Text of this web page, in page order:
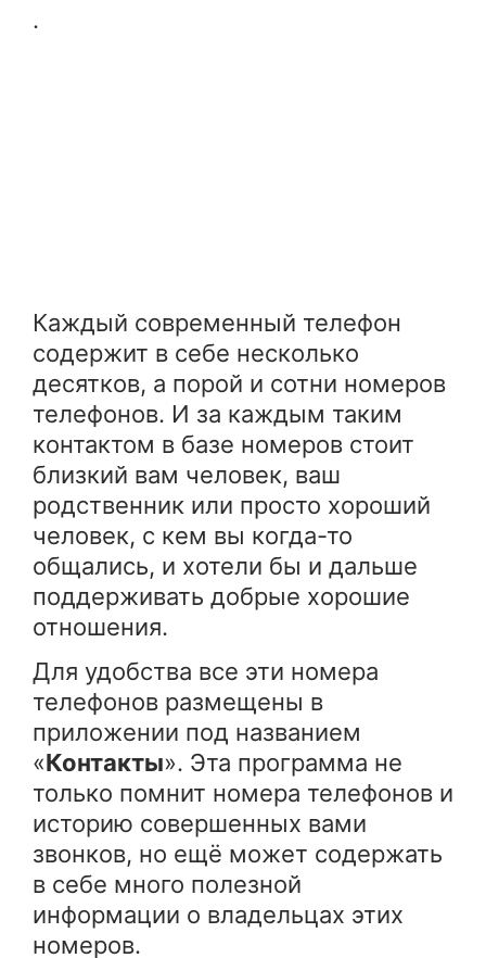
.
Каждый современный телефон
содержит в себе несколько
десятков, а порой и сотни номеров
телефонов. И за каждым таким
контактом в базе номеров стоит
близкий вам человек, ваш
родственник или просто хороший
человек, с кем вы когда-то
общались, и хотели бы и дальше
поддерживать добрые хорошие
отношения.
Для удобства все эти номера
телефонов размещены в
приложении под названием
«Контакты». Эта программа не
только помнит номера телефонов и
историю совершенных вами
звонков, но ещё может содержать
в себе много полезной
информации о владельцах этих
номеров.